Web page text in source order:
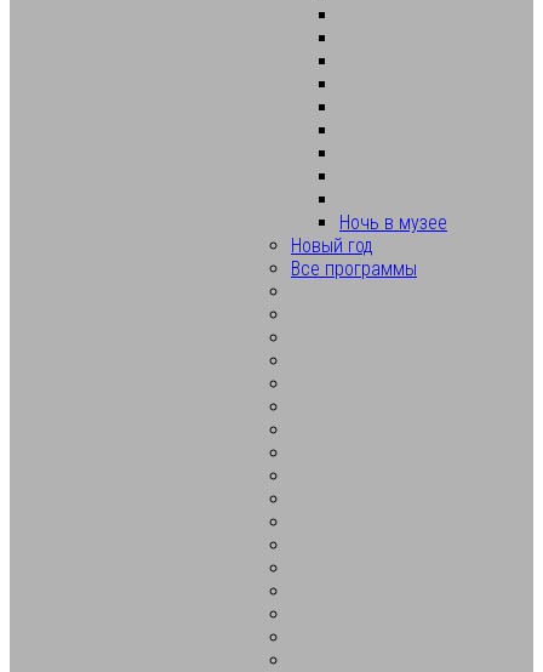
Ночь в музее
Новый год
Все программы